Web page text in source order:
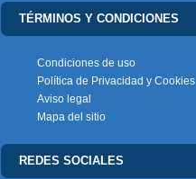
TÉRMINOS Y CONDICIONES
Condiciones de uso
Política de Privacidad y Cookies
Aviso legal
Mapa del sitio
REDES SOCIALES